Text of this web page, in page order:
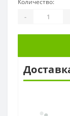
Количество:
-